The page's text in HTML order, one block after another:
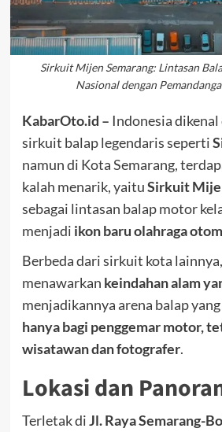
Sirkuit Mijen Semarang: Lintasan
Nasional dengan
KabarOto.id – Indonesia
sirkuit balap legendaris seperti
namun di Kota Semarang,
kalah menarik, yaituSirkuit
sebagai lintasan balap motor
menjadi ikon baru olahraga
Berbeda dari sirkuit kota
menawarkan keindahan alam
menjadikannya arena balap yang
hanya bagi penggemar motor,
wisatawan dan fotografer.
Lokasi dan
Terletak diJl. Raya Semarang-